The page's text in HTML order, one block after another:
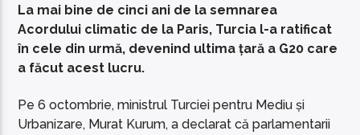
La mai bine de cinci ani de la semnarea
Acordului climatic de la Paris, Turcia l-a ratificat
în cele din urmă, devenind ultima țară a G20 care
a făcut acest lucru.
Pe 6 octombrie, ministrul Turciei pentru Mediu și
Urbanizare, Murat Kurum, a declarat că parlamentarii